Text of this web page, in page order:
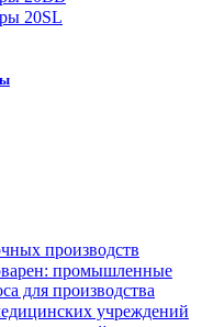
20SL
производств
промышленные
для производства
учреждений